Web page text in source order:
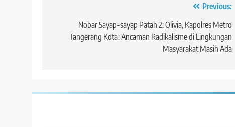
Previous:
Nobar Sayap-sayap Patah 2: Olivia, Kapolres Metro
Tangerang Kota: Ancaman Radikalisme di Lingkungan
Masyarakat Masih Ada